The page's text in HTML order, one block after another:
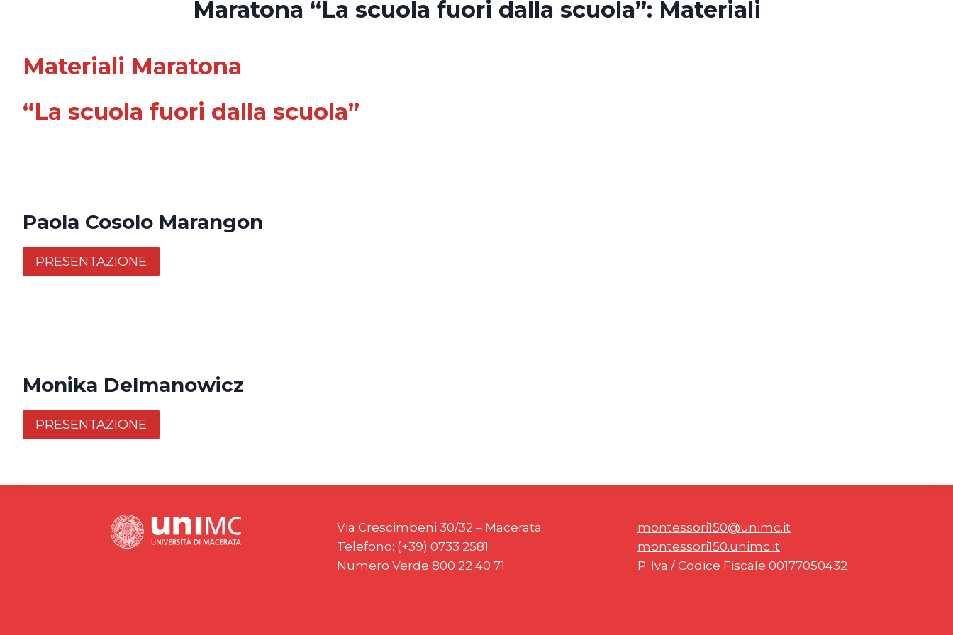
Maratona “La scuola fuori dalla scuola”: Materiali
Materiali Maratona
“La scuola fuori dalla scuola”
Paola Cosolo Marangon
PRESENTAZIONE
Monika Delmanowicz
PRESENTAZIONE
Via Crescimbeni 30/32 – Macerata
Telefono: (+39) 0733 2581
Numero Verde 800 22 40 71
montessori150@unimc.it
montessori150.unimc.it
P. Iva / Codice Fiscale 00177050432